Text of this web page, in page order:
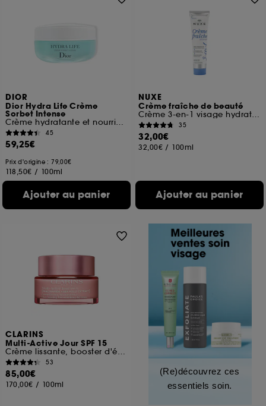
DIOR
Dior Hydra Life Crème
Sorbet Intense
Crème hydratante et nourrissante
45
59,25€
Prix d'origine : 79,00€
118,50€ / 100ml
Ajouter au panier
NUXE
Crème fraîche de beauté
Crème 3-en-1 visage hydratante
35
32,00€
32,00€ / 100ml
Ajouter au panier
CLARINS
Multi-Active Jour SPF 15
Crème lissante, booster d'éclat, toutes peaux
53
85,00€
170,00€ / 100ml
(Re)découvrez ces
essentiels soin.